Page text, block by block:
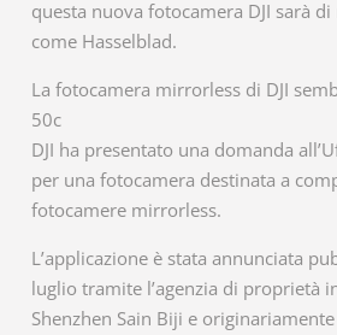
questa nuova fotocamera DJI sarà
come Hasselblad.
La fotocamera mirrorless di DJI
50c
DJI ha presentato una domanda
per una fotocamera destinata a
fotocamere mirrorless.
L’applicazione è stata annunciata
luglio tramite l’agenzia di proprietà
Shenzhen Sain Biji e